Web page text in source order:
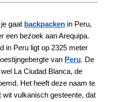
gaat backpacken in Peru,
een bezoek aan Arequipa.
in Peru ligt op 2325 meter
van Peru. De
La Ciudad Blanca, de
Het heeft deze naam te
wit vulkanisch gesteente, dat